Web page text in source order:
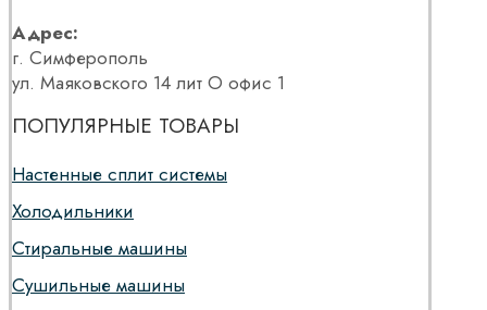
Адрес:
г. Симферополь
ул. Маяковского 14 лит О офис 1
ПОПУЛЯРНЫЕ ТОВАРЫ
Настенные сплит системы
Холодильники
Стиральные машины
Сушильные машины